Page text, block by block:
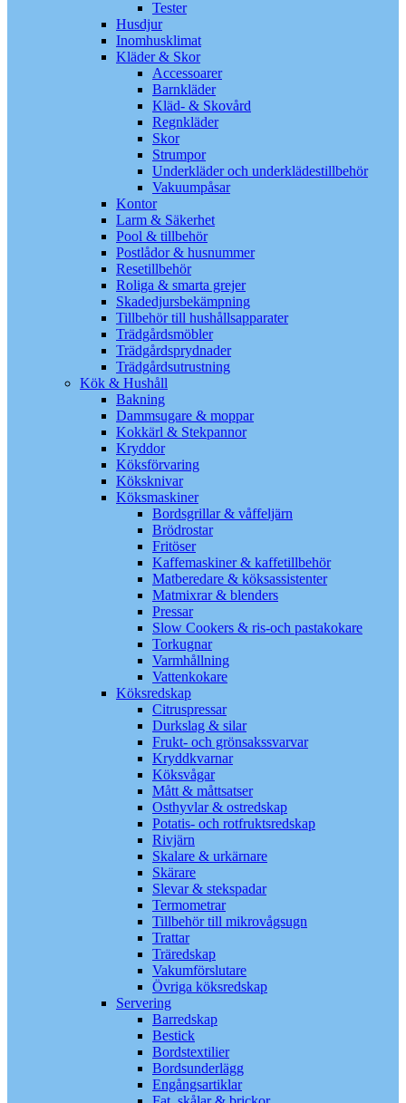
Tester
Husdjur
Inomhusklimat
Kläder & Skor
Accessoarer
Barnkläder
Kläd- & Skovård
Regnkläder
Skor
Strumpor
Underkläder och underklädestillbehör
Vakuumpåsar
Kontor
Larm & Säkerhet
Pool & tillbehör
Postlådor & husnummer
Resetillbehör
Roliga & smarta grejer
Skadedjursbekämpning
Tillbehör till hushållsapparater
Trädgårdsmöbler
Trädgårdsprydnader
Trädgårdsutrustning
Kök & Hushåll
Bakning
Dammsugare & moppar
Kokkärl & Stekpannor
Kryddor
Köksförvaring
Köksknivar
Köksmaskiner
Bordsgrillar & våffeljärn
Brödrostar
Fritöser
Kaffemaskiner & kaffetillbehör
Matberedare & köksassistenter
Matmixrar & blenders
Pressar
Slow Cookers & ris-och pastakokare
Torkugnar
Varmhållning
Vattenkokare
Köksredskap
Citruspressar
Durkslag & silar
Frukt- och grönsakssvarvar
Kryddkvarnar
Köksvågar
Mått & måttsatser
Osthyvlar & ostredskap
Potatis- och rotfruktsredskap
Rivjärn
Skalare & urkärnare
Skärare
Slevar & stekspadar
Termometrar
Tillbehör till mikrovågsugn
Trattar
Träredskap
Vakumförslutare
Övriga köksredskap
Servering
Barredskap
Bestick
Bordstextilier
Bordsunderlägg
Engångsartiklar